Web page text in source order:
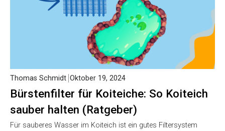
Bürstenfilter für Koiteiche: So Koiteich
sauber halten (Ratgeber)
Thomas Schmidt Oktober 19, 2024
Für sauberes Wasser im Koiteich ist ein gutes Filtersystem